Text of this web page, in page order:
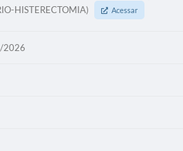
HISTERECTOMIA)
Acessar
2026